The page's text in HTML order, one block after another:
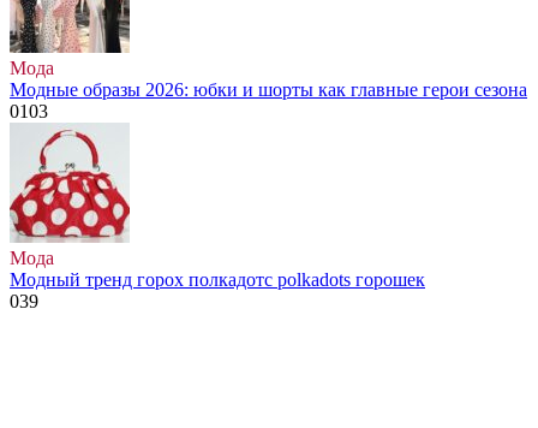
Мода
Модные образы 2026: юбки и шорты как главные герои сезона
0103
Мода
Модный тренд горох полкадотс polkadots горошек
039